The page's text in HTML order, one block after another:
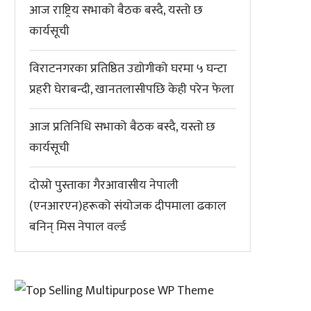
आज राष्ट्रिय सभाको बैठक बस्दै, यस्तो छ
कार्यसूची
विराटनगरका प्रतिष्ठित उद्योगीको घरमा ५ घन्टा
प्रहरी घेराबन्दी, खानतलासीपछि केही परेन फेला
आज प्रतिनिधि सभाको बैठक बस्दै, यस्तो छ
कार्यसूची
दोस्रो पुस्ताका गैरआवासीय नेपाली
(एनआरएन)हरूको संयोजक दीपमाला ढकाल
बनिन् मिस नेपाल वर्ल्ड